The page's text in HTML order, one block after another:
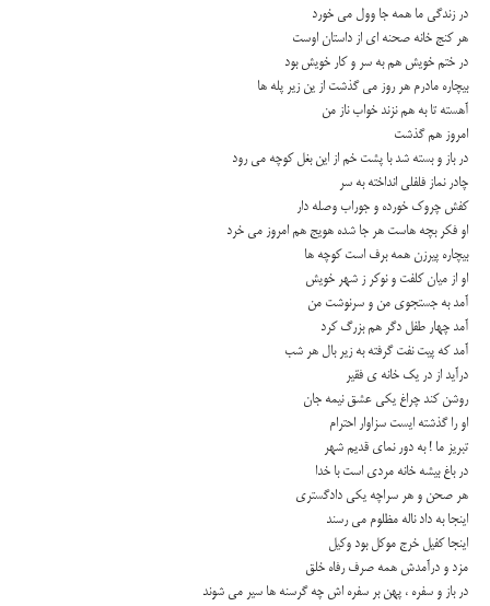
در زندگی ما همه جا وول می خورد
هر كنج خانه صحنه ای از داستان اوست
در ختم خویش هم به سر و كار خویش بود
بیچاره مادرم هر روز می گذشت از ین زیر پله ها
آهسته تا به هم نزند خواب ناز من
امروز هم گذشت
در باز و بسته شد با پشت خم از این بغل كوچه می رود
چادر نماز فلفلی انداخته به سر
كفش چروك خورده و جوراب وصله دار
او فكر بچه هاست هر جا شده هویج هم امروز می خرد
بیچاره پیرزن همه برف است كوچه ها
او از میان كلفت و نوكر ز شهر خویش
آمد به جستجوی من و سرنوشت من
آمد چهار طفل دگر هم بزرگ كرد
آمد كه پیت نفت گرفته به زیر بال هر شب
درآید از در یك خانه ی فقیر
روشن كند چراغ یكی عشق نیمه جان
او را گذشته ایست سزاوار احترام
تبریز ما ! به دور نمای قدیم شهر
در باغ بیشه خانه مردی است با خدا
هر صحن و هر سراچه یكی دادگستری
اینجا به داد ناله مظلوم می رسند
اینجا كفیل خرج موكل بود وكیل
مزد و درآمدش همه صرف رفاه خلق
در باز و سفره ، پهن بر سفره اش چه گرسنه ها سیر می شوند